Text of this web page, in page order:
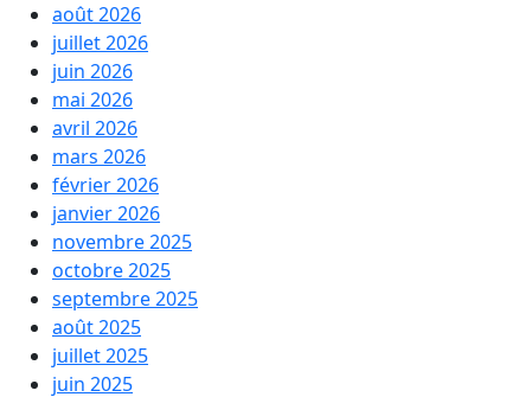
août 2026
juillet 2026
juin 2026
mai 2026
avril 2026
mars 2026
février 2026
janvier 2026
novembre 2025
octobre 2025
septembre 2025
août 2025
juillet 2025
juin 2025